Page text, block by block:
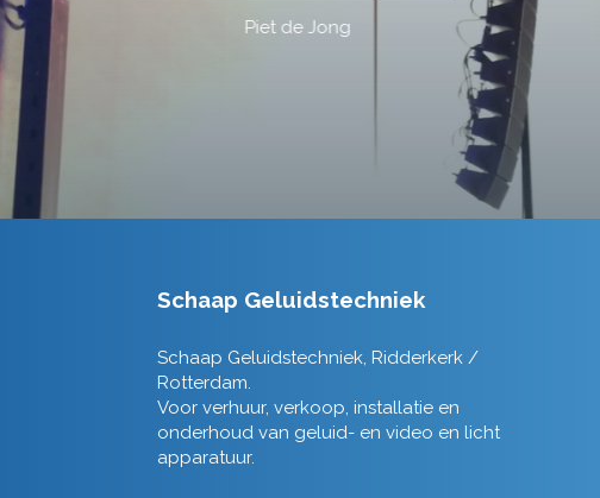
Schaap Geluidstechniek
Schaap Geluidstechniek, Ridderkerk /
Rotterdam.
Voor verhuur, verkoop, installatie en
onderhoud van geluid- en video en licht
apparatuur.